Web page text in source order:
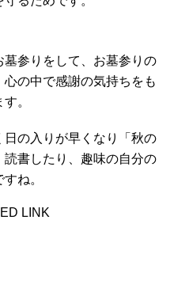
墓参りをして、お墓参りの
の中で感謝の気持ちをも
。
日の入りが早くなり「秋の
書したり、趣味の自分の
ね。
LINK